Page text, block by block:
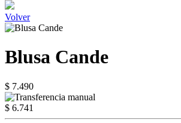
Volver
Blusa Cande
$ 7.490
$ 6.741